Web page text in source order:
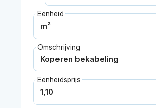
Eenheid
Omschrijving
Eenheidsprijs